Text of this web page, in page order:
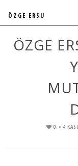
ÖZGE
0 • 4
ÖZGE ERSU